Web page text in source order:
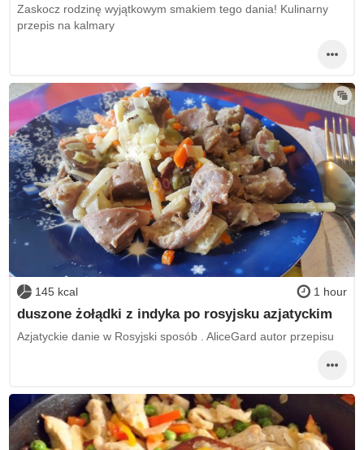
Zaskocz rodzinę wyjątkowym smakiem tego dania! Kulinarny
przepis na kalmary
145 kcal 1 hour
duszone żołądki z indyka po rosyjsku azjatyckim
Azjatyckie danie w Rosyjski sposób . AliceGard autor przepisu